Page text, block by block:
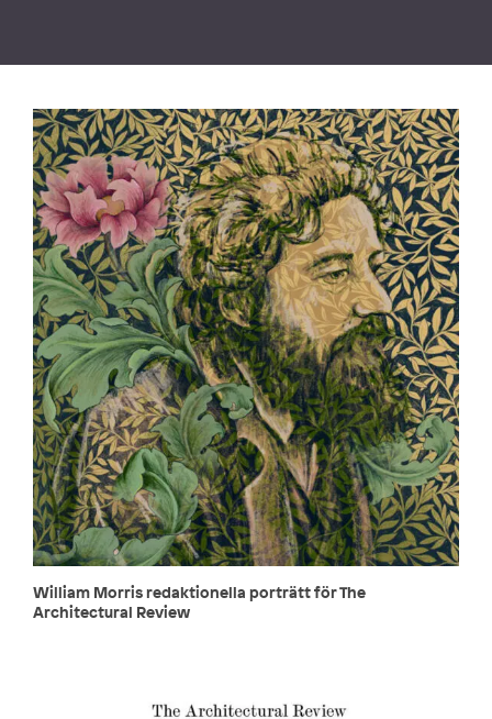
William Morris redaktionella porträtt för The
Architectural Review